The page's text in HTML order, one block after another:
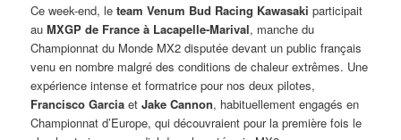
Ce week-end, leteam Venum Bud Racing Kawasaki participait
auMXGP de France à Lacapelle-Marival, manche du
Championnat du Monde MX2 disputée devant un public français
venu en nombre malgré des conditions de chaleur extrêmes. Une
expérience intense et formatrice pour nos deux pilotes,
Francisco Garcia etJake Cannon, habituellement engagés en
Championnat d’Europe, qui découvraient pour la première fois le